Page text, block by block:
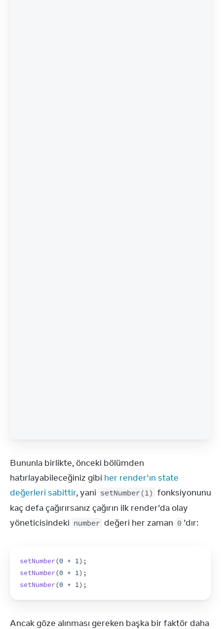
Bununla birlikte, önceki bölümden
hatırlayabileceğiniz gibi her render’ın state
değerleri sabittir, yani setNumber(1) fonksiyonunu
kaç defa çağırırsanız çağırın ilk render’da olay
yöneticisindeki number değeri her zaman 0 ’dır:
setNumber(0 + 1) ;
setNumber(0 + 1) ;
setNumber(0 + 1) ;
Ancak göze alınması gereken başka bir faktör daha